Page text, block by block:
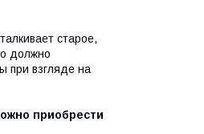
старое,
должно
при взгляде на
приобрести